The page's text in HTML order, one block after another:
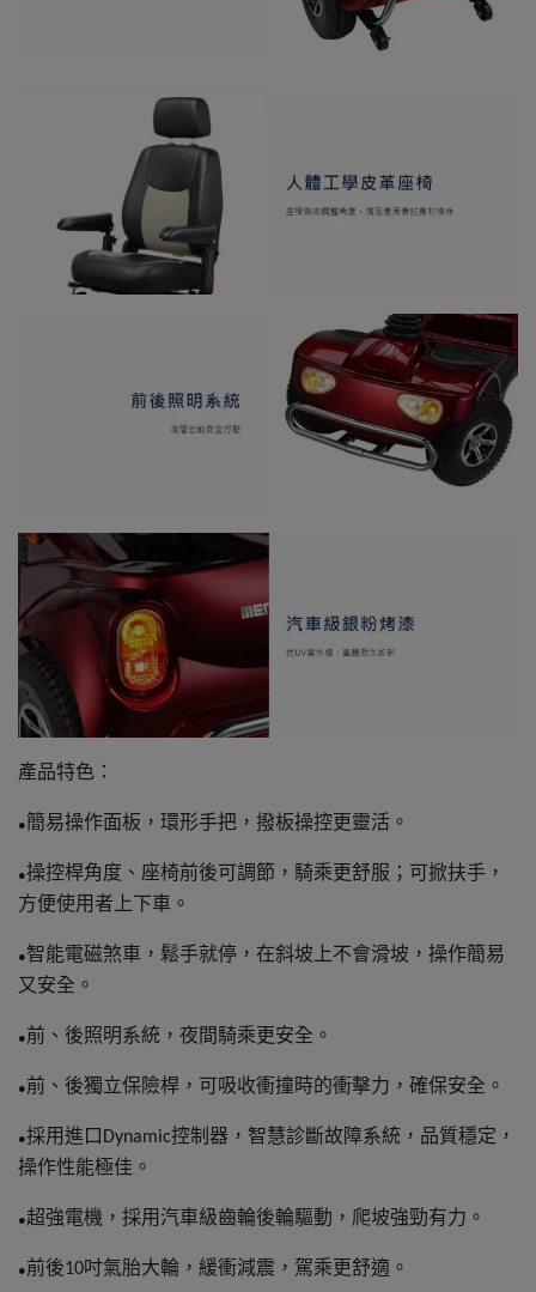
產品特色：
●簡易操作面板，環形手把，撥板操控更靈活。
●操控桿角度、座椅前後可調節，騎乘更舒服；可掀扶手，
方便使用者上下車。
●智能電磁煞車，鬆手就停，在斜坡上不會滑坡，操作簡易
又安全。
●前、後照明系統，夜間騎乘更安全。
●前、後獨立保險桿，可吸收衝撞時的衝擊力，確保安全。
●採用進口 Dynamic控制器，智慧診斷故障系統，品質穩定，
操作性能極佳。
●超強電機，採用汽車級齒輪後輪驅動，爬坡強勁有力。
●前後10吋氣胎大輪，緩衝減震，駕乘更舒適。